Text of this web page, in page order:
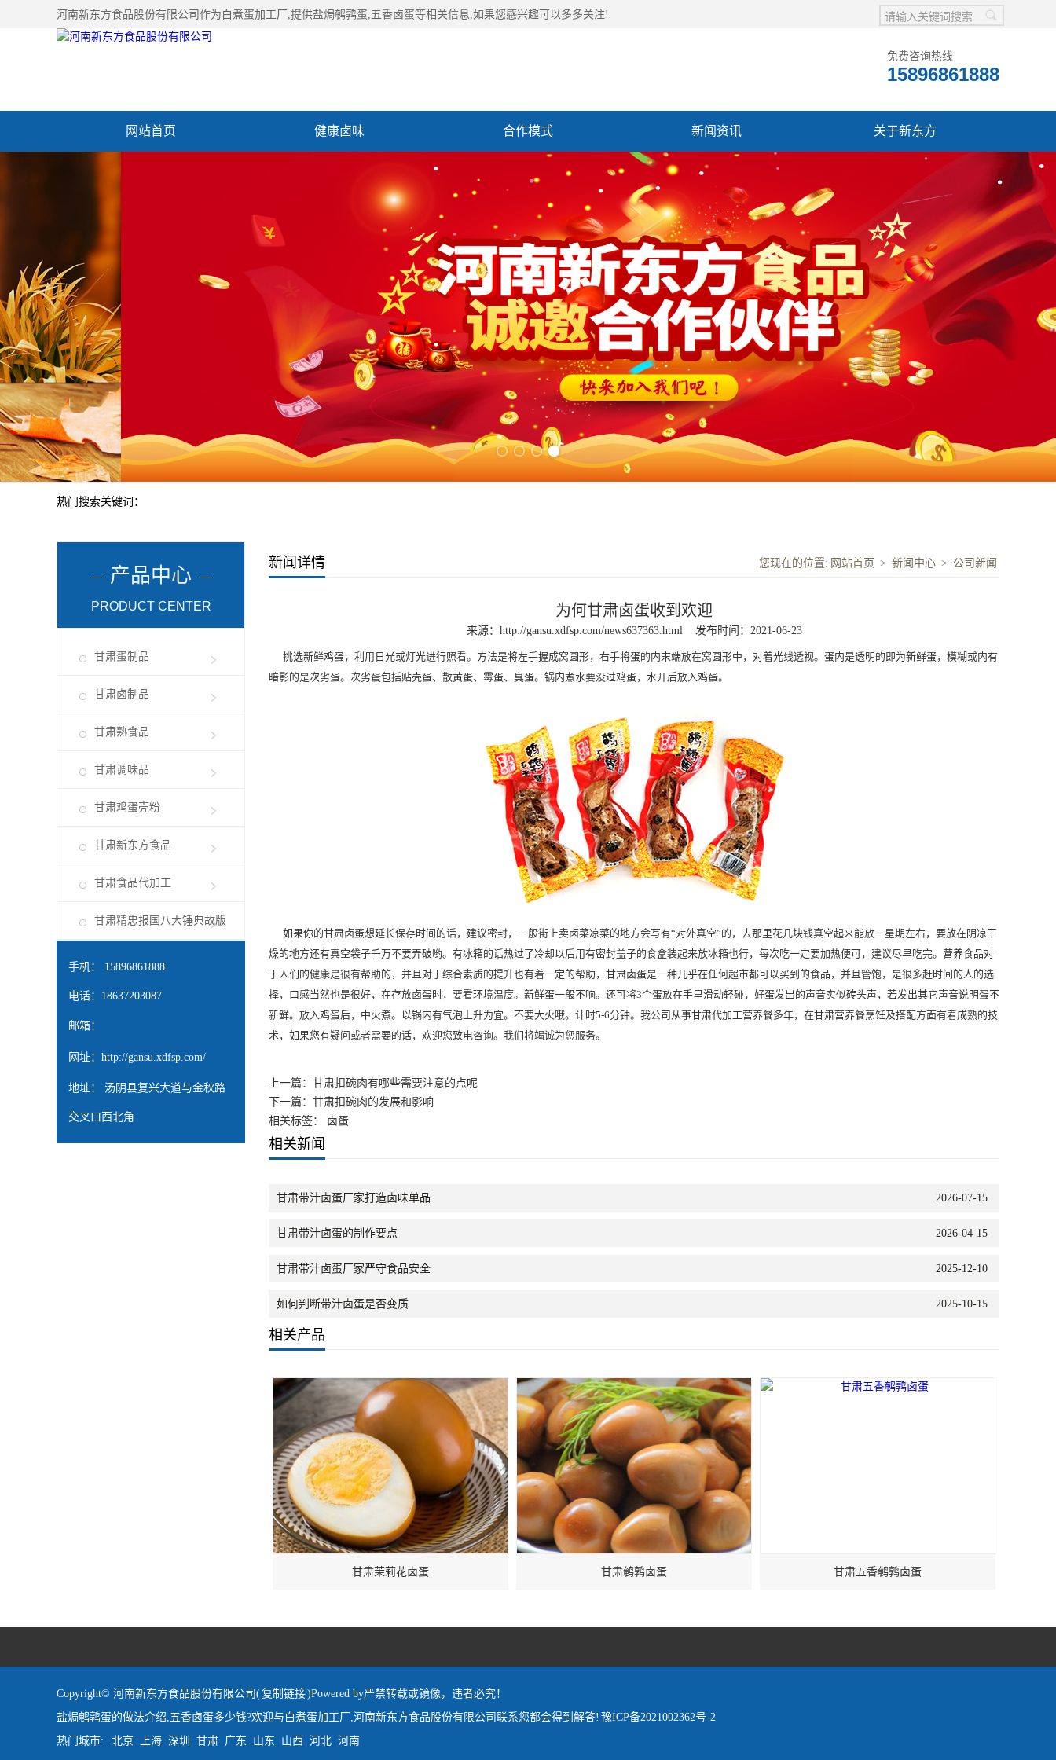
河南新东方食品股份有限公司作为 白煮蛋加工厂 ,提供盐焗鹌鹑蛋,五香卤蛋等相关信息,如果您感兴趣可以多多关注!
免费咨询热线
15896861888
网站首页 健康卤味 合作模式 新闻资讯 关于新东方
热门搜索关键词：
产品中心
PRODUCT CENTER
甘肃蛋制品
甘肃卤制品
甘肃熟食品
甘肃调味品
甘肃鸡蛋壳粉
甘肃新东方食品
甘肃食品代加工
甘肃精忠报国八大锤典故版
手机： 15896861888
电话：18637203087
邮箱：
网址： http://gansu.xdfsp.com/
地址： 汤阴县复兴大道与金秋路
交叉口西北角
新闻详情 您现在的位置: 网站首页 > 新闻中心 > 公司新闻
为何甘肃卤蛋收到欢迎
来源： http://gansu.xdfsp.com/news637363.html 发布时间：2021-06-23
挑选新鲜鸡蛋，利用日光或灯光进行照看。方法是将左手握成窝圆形，右手将蛋的内末端放在窝圆形中，对着光线透视。蛋内是透明的即为新鲜蛋，模糊或内有
暗影的是次劣蛋。次劣蛋包括贴壳蛋、散黄蛋、霉蛋、臭蛋。锅内煮水要没过鸡蛋，水开后放入鸡蛋。
如果你的甘肃卤蛋想延长保存时间的话，建议密封，一般街上卖卤菜凉菜的地方会写有“对外真空”的，去那里花几块钱真空起来能放一星期左右，要放在阴凉干
燥的地方还有真空袋子千万不要弄破哟。有冰箱的话热过了冷却以后用有密封盖子的食盒装起来放冰箱也行，每次吃一定要加热便可，建议尽早吃完。营养食品对
于人们的健康是很有帮助的，并且对于综合素质的提升也有着一定的帮助， 甘肃卤蛋是一种几乎在任何超市都可以买到的食品，并且管饱，是很多赶时间的人的选
择，口感当然也是很好，在存放卤蛋时，要看环境温度。新鲜蛋一般不响。还可将3个蛋放在手里滑动轻碰，好蛋发出的声音实似砖头声，若发出其它声音说明蛋不
新鲜。放入鸡蛋后，中火煮。以锅内有气泡上升为宜。不要大火哦。计时5-6分钟。我公司从事甘肃代加工营养餐多年，在甘肃营养餐烹饪及搭配方面有着成熟的技
术，如果您有疑问或者需要的话，欢迎您致电咨询。我们将竭诚为您服务。
上一篇： 甘肃扣碗肉有哪些需要注意的点呢
下一篇： 甘肃扣碗肉的发展和影响
相关标签： 卤蛋
相关新闻
2026-07-15
甘肃带汁卤蛋厂家打造卤味单品
2026-04-15
甘肃带汁卤蛋的制作要点
2025-12-10
甘肃带汁卤蛋厂家严守食品安全
2025-10-15
如何判断带汁卤蛋是否变质
相关产品
甘肃茉莉花卤蛋 甘肃鹌鹑卤蛋 甘肃五香鹌鹑卤蛋
Copyright© 河南新东方食品股份有限公司(复制链接)Powered by严禁转载或镜像，违者必究！
盐焗鹌鹑蛋的做法介绍,五香卤蛋多少钱?欢迎与白煮蛋加工厂,河南新东方食品股份有限公司联系您都会得到解答! 豫ICP备2021002362号-2
热门城市:
北京 上海 深圳 甘肃 广东 山东 山西 河北 河南